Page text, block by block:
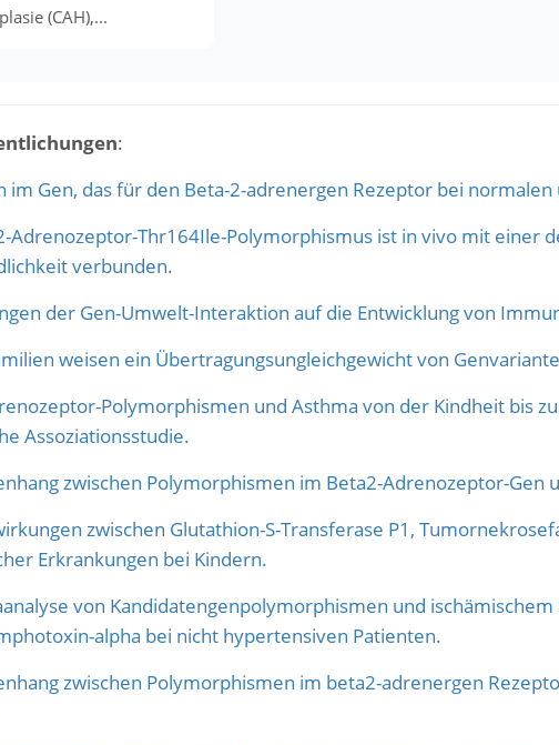
(CAH),...
:
im Gen, das für den Beta-2-adrenergen Rezeptor bei
Adrenozeptor-Thr164Ile-Polymorphismus ist in vivo mit einer
verbunden.
der Gen-Umwelt-Interaktion auf die Entwicklung von
weisen ein Übertragungsungleichgewicht von
Polymorphismen und Asthma von der Kindheit bis
Assoziationsstudie.
zwischen Polymorphismen im Beta2-Adrenozeptor-Gen
zwischen Glutathion-S-Transferase P1,
Erkrankungen bei Kindern.
von Kandidatengenpolymorphismen und
alpha bei nicht hypertensiven Patienten.
zwischen Polymorphismen im beta2-adrenergen